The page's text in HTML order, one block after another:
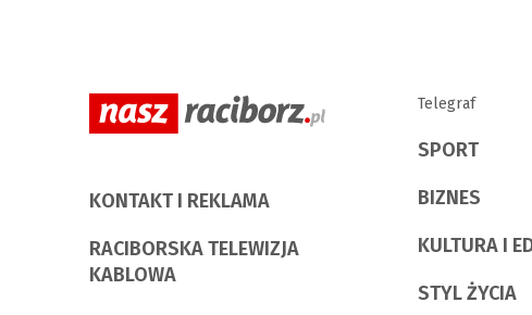
KONTAKT I REKLAMA
RACIBORSKA TELEWIZJA
KABLOWA
Telegraf
SPORT
BIZNES
KULTURA I
STYL ŻYCIA